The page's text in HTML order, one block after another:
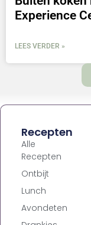
Experience
LEES VERDER »
Recepten
Alle
Recepten
Ontbijt
Lunch
Avondeten